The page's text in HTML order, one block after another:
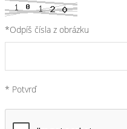
*Odpíš čísla z obrázku
* Potvrď